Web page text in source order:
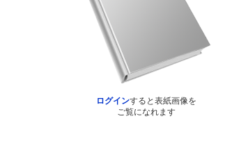
ログインすると表紙画像を
ご覧になれます